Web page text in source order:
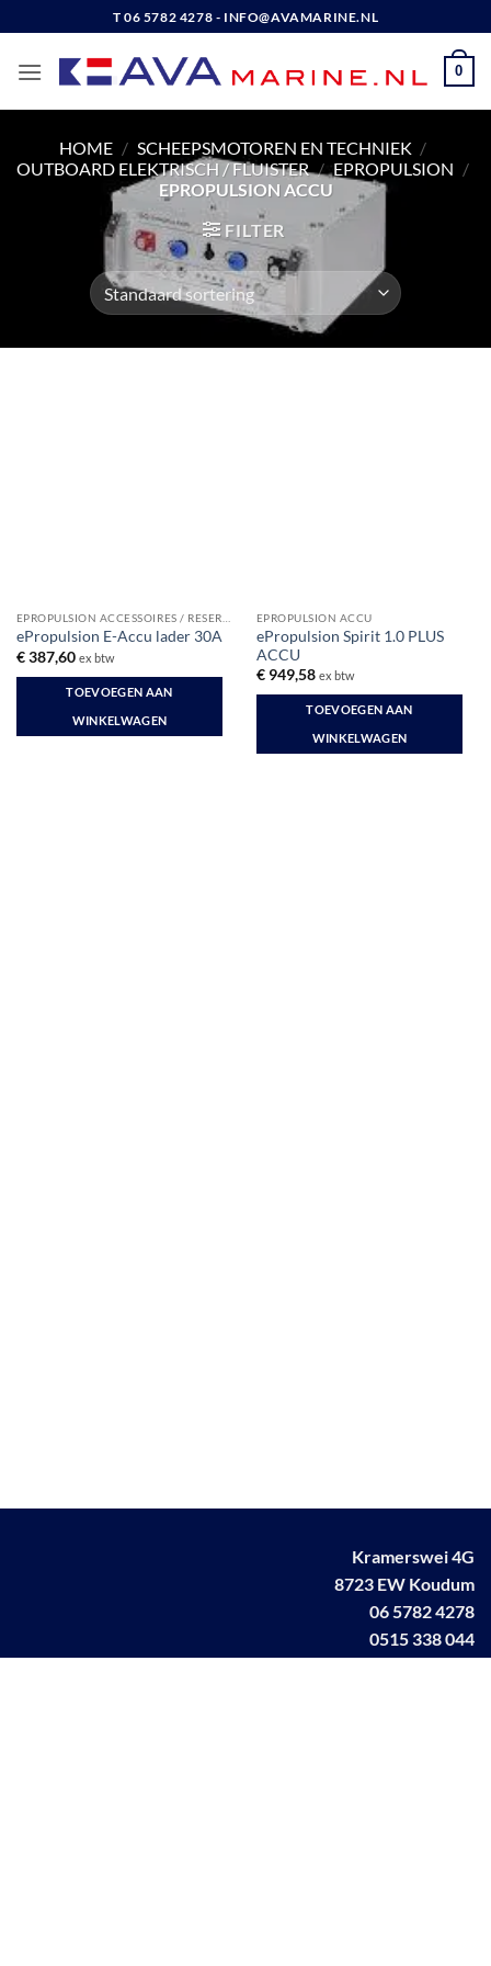
naar
inhoud
T 06 5782 4278 - INFO@AVAMARINE.NL
0
HOME / SCHEEPSMOTOREN EN TECHNIEK /
OUTBOARD ELEKTRISCH / FLUISTER / EPROPULSION /
EPROPULSION ACCU
FILTER
ePropulsion E-Accu lader 30A
€387,60 ex btw
TOEVOEGEN AAN
WINKELWAGEN
EPROPULSION ACCU
ePropulsion Spirit 1.0 PLUS
ACCU
€949,58 ex btw
TOEVOEGEN AAN
WINKELWAGEN
Kramerswei 4G
8723 EW Koudum
06 5782 4278
0515 338 044